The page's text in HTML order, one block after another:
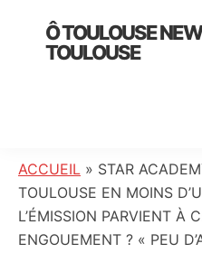
primary
Ô TOULOUSE
TOULOUSE
:
info
locale,
société,
ACCUEIL » STAR
TOULOUSE EN MOINS
L’ÉMISSION PARVIENT À
ENGOUEMENT ? « PEU